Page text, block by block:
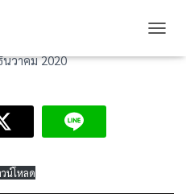
ระจำปี 2563
นวาคม 2020
น์โหลด